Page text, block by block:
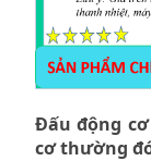
Đấu động
cơ thường